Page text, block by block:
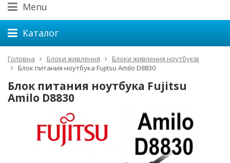
Menu
Каталог
Головна Блоки живлення
Блоки живлення ноутбуків
Блок питания ноутбука Fujitsu Amilo D8830
Блок питания ноутбука Fujitsu
Amilo D8830